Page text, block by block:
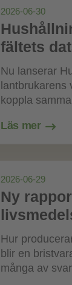
2026-06-30
fältets
Nu lanserar
lantbrukarens
koppla
Läs mer
2026-06-29
Ny
Hur
blir en
många av